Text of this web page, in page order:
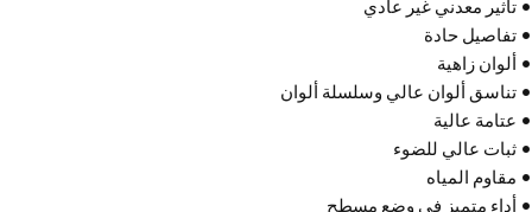
• تأثير معدني غير عادي
• تفاصيل حادة
• ألوان زاهية
• تناسق ألوان عالي وسلسلة ألوان
• عتامة عالية
• ثبات عالي للضوء
• مقاوم المياه
• أداء متميز في وضع مسطح